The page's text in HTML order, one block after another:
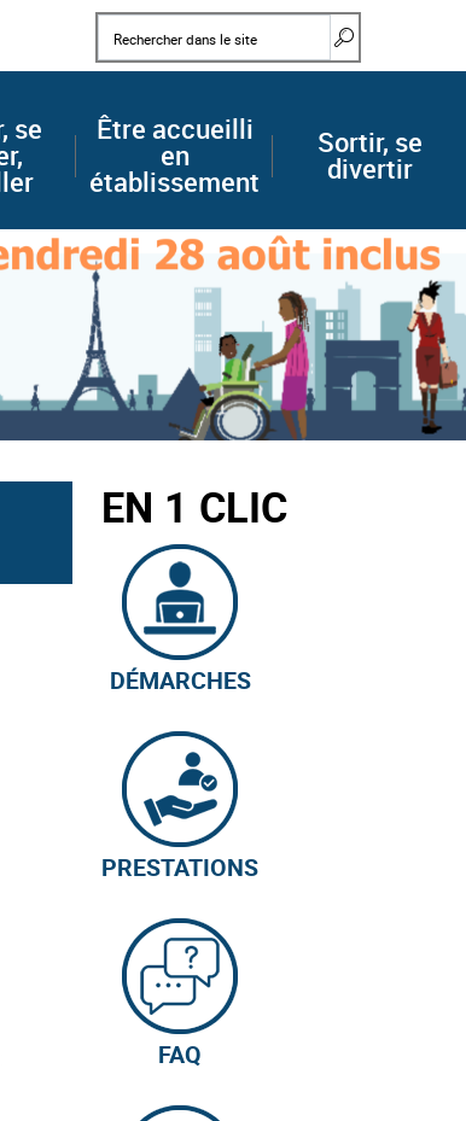
Mots clés
se
Être accueilli
en
établissement
Sortir, se
divertir
EN 1 CLIC
DÉMARCHES
PRESTATIONS
FAQ